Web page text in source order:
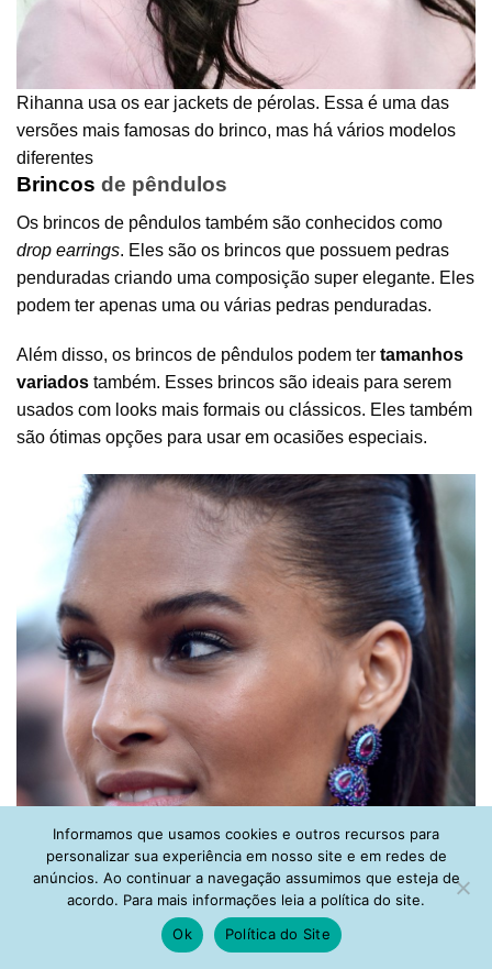
Rihanna usa os ear jackets de pérolas. Essa é uma das
versões mais famosas do brinco, mas há vários modelos
diferentes
Brincos de pêndulos
Os brincos de pêndulos também são conhecidos como
drop earrings. Eles são os brincos que possuem pedras
penduradas criando uma composição super elegante. Eles
podem ter apenas uma ou várias pedras penduradas.
Além disso, os brincos de pêndulos podem ter tamanhos
variados também. Esses brincos são ideais para serem
usados com looks mais formais ou clássicos. Eles também
são ótimas opções para usar em ocasiões especiais.
Informamos que usamos cookies e outros recursos para
personalizar sua experiência em nosso site e em redes de
anúncios. Ao continuar a navegação assumimos que esteja de
acordo. Para mais informações leia a política do site.
Ok
Política do Site